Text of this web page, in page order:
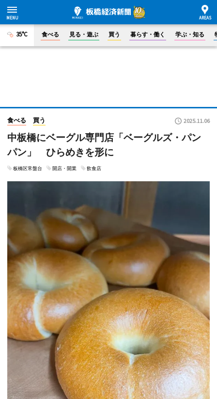
35°C 食べる 見る・遊ぶ 買う 暮らす・働く 学ぶ・知る
食べる 買う 2025.11.06
中板橋にベーグル専門店「ベーグルズ・パン
パン」 ひらめきを形に
板橋区常盤台 開店・開業 飲食店